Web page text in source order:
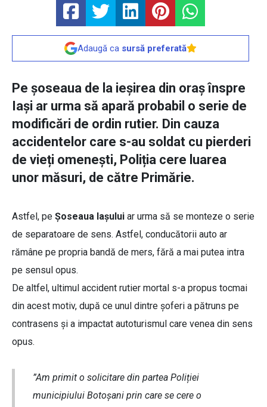
Adaugă ca sursă preferată
Pe șoseaua de la ieșirea din oraș înspre
Iași ar urma să apară probabil o serie de
modificări de ordin rutier. Din cauza
accidentelor care s-au soldat cu pierderi
de vieți omenești, Poliția cere luarea
unor măsuri, de către Primărie.
Astfel, pe Șoseaua Iașului ar urma să se monteze o serie
de separatoare de sens. Astfel, conducătorii auto ar
rămâne pe propria bandă de mers, fără a mai putea intra
pe sensul opus.
De altfel, ultimul accident rutier mortal s-a propus tocmai
din acest motiv, după ce unul dintre șoferi a pătruns pe
contrasens și a impactat autoturismul care venea din sens
opus.
”Am primit o solicitare din partea Poliției
municipiului Botoșani prin care se cere o